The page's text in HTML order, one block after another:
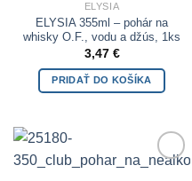
ELYSIA
ELYSIA 355ml – pohár na
whisky O.F., vodu a džús, 1ks
3,47 €
PRIDAŤ DO KOŠÍKA